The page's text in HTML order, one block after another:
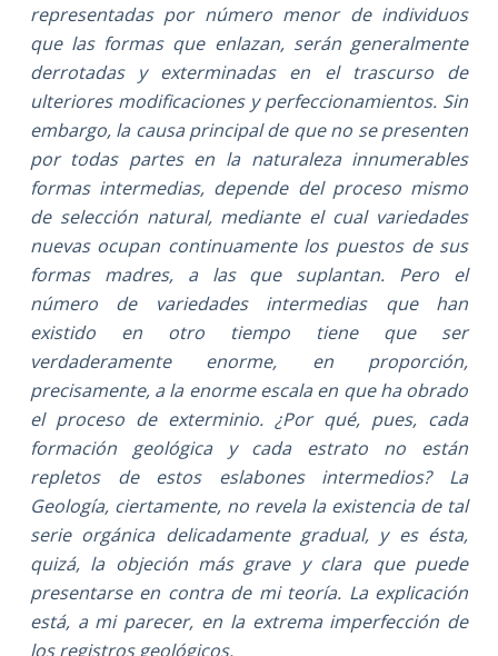
representadas por número menor de individuos
que las formas que enlazan, serán generalmente
derrotadas y exterminadas en el trascurso de
ulteriores modificaciones y perfeccionamientos. Sin
embargo, la causa principal de que no se presenten
por todas partes en la naturaleza innumerables
formas intermedias, depende del proceso mismo
de selección natural, mediante el cual variedades
nuevas ocupan continuamente los puestos de sus
formas madres, a las que suplantan. Pero el
número de variedades intermedias que han
existido en otro tiempo tiene que ser
verdaderamente enorme, en proporción,
precisamente, a la enorme escala en que ha obrado
el proceso de exterminio. ¿Por qué, pues, cada
formación geológica y cada estrato no están
repletos de estos eslabones intermedios? La
Geología, ciertamente, no revela la existencia de tal
serie orgánica delicadamente gradual, y es ésta,
quizá, la objeción más grave y clara que puede
presentarse en contra de mi teoría. La explicación
está, a mi parecer, en la extrema imperfección de
los registros geológicos.